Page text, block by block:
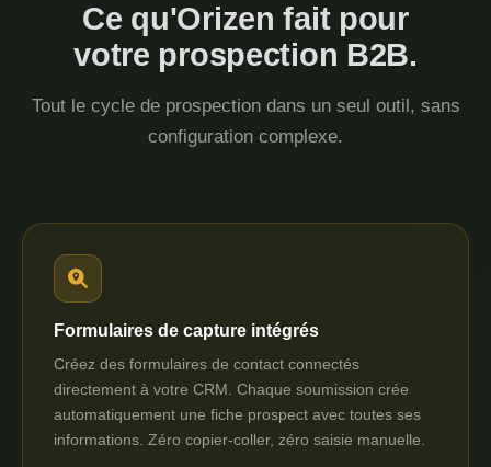
Ce qu'Orizen fait pour
votre prospection B2B.
Tout le cycle de prospection dans un seul outil, sans
configuration complexe.
Formulaires de capture intégrés
Créez des formulaires de contact connectés
directement à votre CRM. Chaque soumission crée
automatiquement une fiche prospect avec toutes ses
informations. Zéro copier-coller, zéro saisie manuelle.